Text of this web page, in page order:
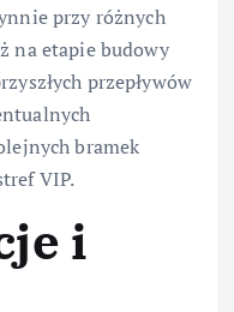
przy różnych
na etapie budowy
przepływów
bramek
VIP.
i